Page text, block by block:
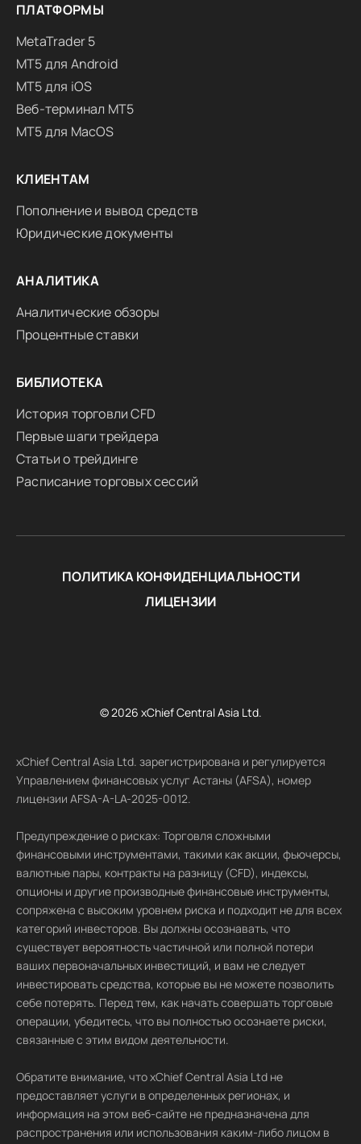
ПЛАТФОРМЫ
MetaTrader 5
MT5 для Android
MT5 для iOS
Веб-терминал MT5
MT5 для MacOS
КЛИЕНТАМ
Пополнение и вывод средств
Юридические документы
АНАЛИТИКА
Аналитические обзоры
Процентные ставки
БИБЛИОТЕКА
История торговли CFD
Первые шаги трейдера
Статьи о трейдинге
Расписание торговых сессий
ПОЛИТИКА КОНФИДЕНЦИАЛЬНОСТИ
ЛИЦЕНЗИИ
© 2026 xChief Central Asia Ltd.
xChief Central Asia Ltd. зарегистрирована и регулируется
Управлением финансовых услуг Астаны (AFSA), номер
лицензии AFSA-A-LA-2025-0012.
Предупреждение о рисках: Торговля сложными
финансовыми инструментами, такими как акции, фьючерсы,
валютные пары, контракты на разницу (CFD), индексы,
опционы и другие производные финансовые инструменты,
сопряжена с высоким уровнем риска и подходит не для всех
категорий инвесторов. Вы должны осознавать, что
существует вероятность частичной или полной потери
ваших первоначальных инвестиций, и вам не следует
инвестировать средства, которые вы не можете позволить
себе потерять. Перед тем, как начать совершать торговые
операции, убедитесь, что вы полностью осознаете риски,
связанные с этим видом деятельности.
Обратите внимание, что xChief Central Asia Ltd не
предоставляет услуги в определенных регионах, и
информация на этом веб-сайте не предназначена для
распространения или использования каким-либо лицом в